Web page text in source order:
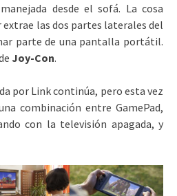
desde el sofá. La cosa
extrae las dos partes laterales del
parte de una pantalla portátil.
Joy-Con.
por Link continúa, pero esta vez
combinación entre GamePad,
con la televisión apagada, y